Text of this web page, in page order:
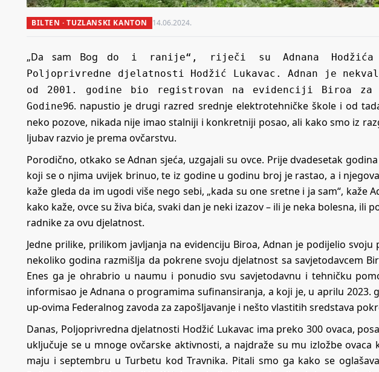
BILTEN · TUZLANSKI KANTON 14.06.2024.
„Da sam Bog do i ranije“, riječi su Adnana Hodžića
Poljoprivredne djelatnosti Hodžić Lukavac. Adnan je
od 2001. godine bio registrovan na evidenciji Biroa za
Godine96. napustio je drugi razred srednje elektrotehničke škole i od
neko pozove, nikada nije imao stalniji i konkretniji posao, ali kako smo iz
ljubav razvio je prema ovčarstvu.
Porodično, otkako se Adnan sjeća, uzgajali su ovce. Prije dvadesetak
koji se o njima uvijek brinuo, te iz godine u godinu broj je rastao, a i
kaže gleda da im ugodi više nego sebi, „kada su one sretne i ja sam“, kaže
kako kaže, ovce su živa bića, svaki dan je neki izazov – ili je neka bolesna, ili
radnike za ovu djelatnost.
Jedne prilike, prilikom javljanja na evidenciju Biroa, Adnan je podijelio
nekoliko godina razmišlja da pokrene svoju djelatnost sa savjetodavcem
Enes ga je ohrabrio u naumu i ponudio svu savjetodavnu i tehničku
informisao je Adnana o programima sufinansiranja, a koji je, u aprilu
up-ovima Federalnog zavoda za zapošljavanje i nešto vlastitih sredstava
Danas, Poljoprivredna djelatnosti Hodžić Lukavac ima preko 300 ovaca,
uključuje se u mnoge ovčarske aktivnosti, a najdraže su mu izložbe ovaca
maju i septembru u Turbetu kod Travnika. Pitali smo ga kako se